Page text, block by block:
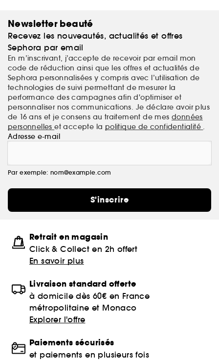
Newsletter beauté
Recevez les nouveautés, actualités et offres
Sephora par email
En m’inscrivant, j’accepte de recevoir par email mon
code de réduction ainsi que les offres et actualités de
Sephora personnalisées y compris avec l’utilisation de
technologies de suivi permettant de mesurer la
performance des campagnes afin d'optimiser et
personnaliser nos communications. Je déclare avoir plus
de 16 ans et je consens au traitement de mes données
personnelleset accepte la politique de confidentialité .
Adresse e-mail
Par exemple: nom@example.com
S'inscrire
Retrait en magasin
Click & Collect en 2h offert
En savoir plus
Livraison standard offerte
à domicile dès 60€ en France
métropolitaine et Monaco
Explorer l'offre
Paiements sécurisés
et paiements en plusieurs fois